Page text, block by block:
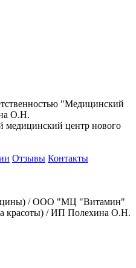
"Медицинский
О.Н.
центр нового
Отзывы Контакты
/ ООО "МЦ "Витамин"
красоты) / ИП Полехина О.Н.